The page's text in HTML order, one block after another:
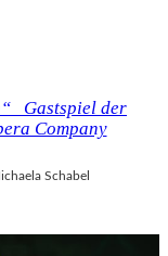
Gastspiel der
Company
Schabel